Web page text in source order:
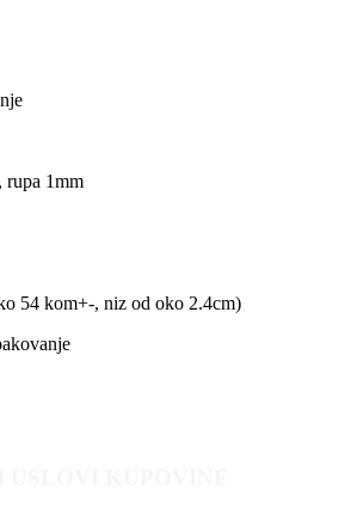
rupa 1mm
54 kom+-, niz od oko 2.4cm)